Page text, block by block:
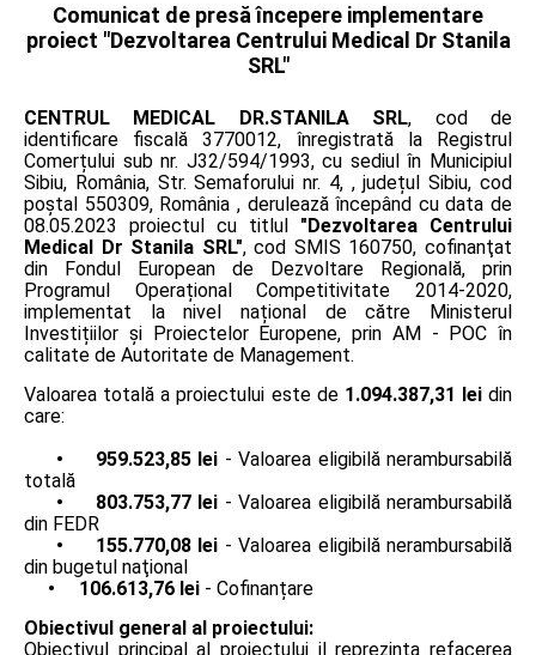
Comunicat de presă începere implementare
proiect "Dezvoltarea Centrului Medical Dr Stanila
SRL"
CENTRUL MEDICAL DR.STANILA SRL, cod de
identificare fiscală 3770012, înregistrată la Registrul
Comerțului sub nr. J32/594/1993, cu sediul în Municipiul
Sibiu, România, Str. Semaforului nr. 4, , județul Sibiu, cod
poștal 550309, România , derulează începând cu data de
08.05.2023 proiectul cu titlul "Dezvoltarea Centrului
Medical Dr Stanila SRL", cod SMIS 160750, cofinanţat
din Fondul European de Dezvoltare Regională, prin
Programul Operațional Competitivitate 2014-2020,
implementat la nivel național de către Ministerul
Investițiilor și Proiectelor Europene, prin AM - POC în
calitate de Autoritate de Management.
Valoarea totală a proiectului este de 1.094.387,31 leidin
care:
• 959.523,85 lei - Valoarea eligibilă nerambursabilă
totală
• 803.753,77 lei - Valoarea eligibilă nerambursabilă
din FEDR
• 155.770,08 lei - Valoarea eligibilă nerambursabilă
din bugetul naţional
• 106.613,76 lei - Cofinanțare
Obiectivul general al proiectului:
Obiectivul principal al proiectului il reprezinta refacerea